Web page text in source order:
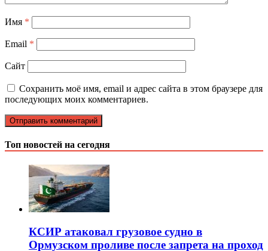
Имя *
Email *
Сайт
Сохранить моё имя, email и адрес сайта в этом браузере для
последующих моих комментариев.
Топ новостей на сегодня
КСИР атаковал грузовое судно в
Ормузском проливе после запрета на проход